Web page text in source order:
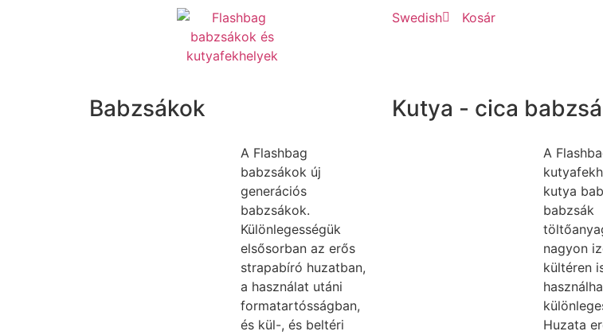
Swedish Kosár
Babzsákok
A Flashbag
babzsákok új
generációs
babzsákok.
Különlegességük
elsősorban az erős
strapabíró huzatban,
a használat utáni
formatartósságban,
és kül-, és beltéri
Kutya - cica
A
kutya
babzsák
nagyon
kültéren
Huzata